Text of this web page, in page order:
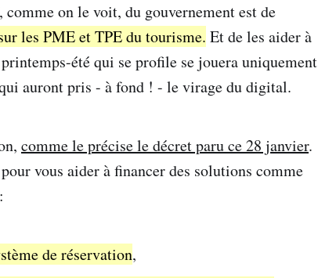
on le voit, du gouvernement est de
les PME et TPE du tourisme. Et de les aider à
été qui se profile se jouera uniquement
auront pris - à fond ! - le virage du digital.
comme le précise le décret paru ce 28 janvier.
vous aider à financer des solutions comme
de réservation,